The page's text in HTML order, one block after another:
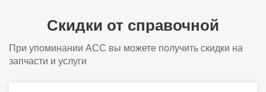
Скидки от справочной
При упоминании АСС вы можете получить скидки на
запчасти и услуги